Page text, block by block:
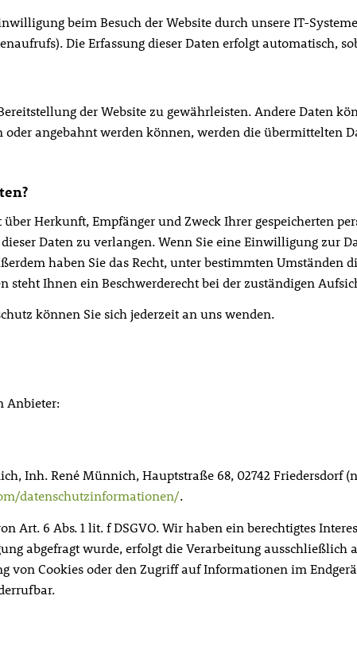
beim Besuch der Website durch unsere IT-
Die Erfassung dieser Daten erfolgt automatisch,
der Website zu gewährleisten. Andere Daten
oder angebahnt werden können, werden die übermittelten
Herkunft, Empfänger und Zweck Ihrer gespeicherten
Daten zu verlangen. Wenn Sie eine Einwilligung zur
haben Sie das Recht, unter bestimmten Umständen
steht Ihnen ein Beschwerderecht bei der zuständigen
können Sie sich jederzeit an uns wenden.
Anbieter:
Inh. René Münnich, Hauptstraße 68, 02742 Friedersdorf
datenschutzinformationen/.
Art. 6 Abs. 1 lit. f DSGVO. Wir haben ein berechtigtes
abgefragt wurde, erfolgt die Verarbeitung ausschließlich
von Cookies oder den Zugriff auf Informationen im